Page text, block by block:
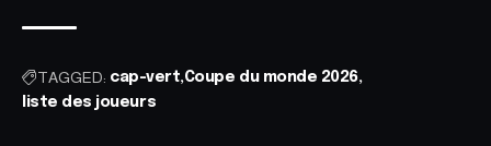
TAGGED: cap-vert Coupe du monde 2026
liste des joueurs